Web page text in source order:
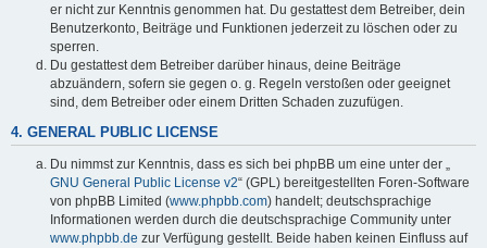
er nicht zur Kenntnis genommen hat. Du gestattest dem Betreiber, dein
Benutzerkonto, Beiträge und Funktionen jederzeit zu löschen oder zu
sperren.
Du gestattest dem Betreiber darüber hinaus, deine Beiträge
abzuändern, sofern sie gegen o. g. Regeln verstoßen oder geeignet
sind, dem Betreiber oder einem Dritten Schaden zuzufügen.
4. GENERAL PUBLIC LICENSE
Du nimmst zur Kenntnis, dass es sich bei phpBB um eine unter der „
GNU General Public License v2“ (GPL) bereitgestellten Foren-Software
von phpBB Limited (www.phpbb.com) handelt; deutschsprachige
Informationen werden durch die deutschsprachige Community unter
www.phpbb.de zur Verfügung gestellt. Beide haben keinen Einfluss auf